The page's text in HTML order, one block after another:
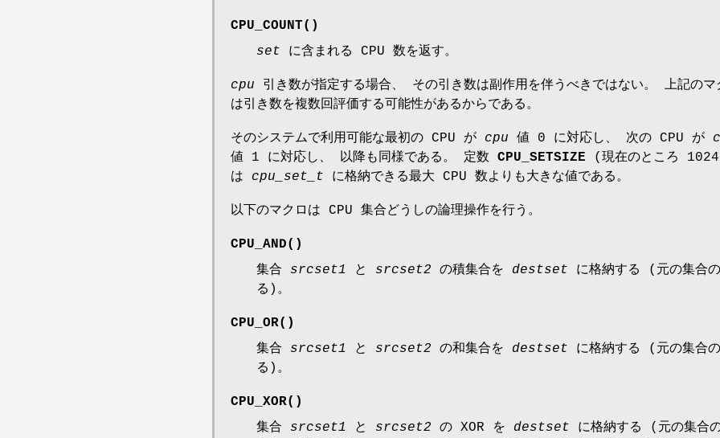
CPU_COUNT()
set に含まれる CPU 数を返す。
cpu 引き数が指定する場合、 その引き数は副作用を伴うべきではない。 上記のマ
は引き数を複数回評価する可能性があるからである。
そのシステムで利用可能な最初の CPU が cpu 値 0 に対応し、 次の CPU が
値 1 に対応し、 以降も同様である。 定数 CPU_SETSIZE (現在のところ
は cpu_set_t に格納できる最大 CPU 数よりも大きな値である。
以下のマクロは CPU 集合どうしの論理操作を行う。
CPU_AND()
集合 srcset1 と srcset2 の積集合を destset に格納する (元の集合
る)。
CPU_OR()
集合 srcset1 と srcset2 の和集合を destset に格納する (元の集合
る)。
CPU_XOR()
集合 srcset1 と srcset2 の XOR を destset に格納する (元の集合